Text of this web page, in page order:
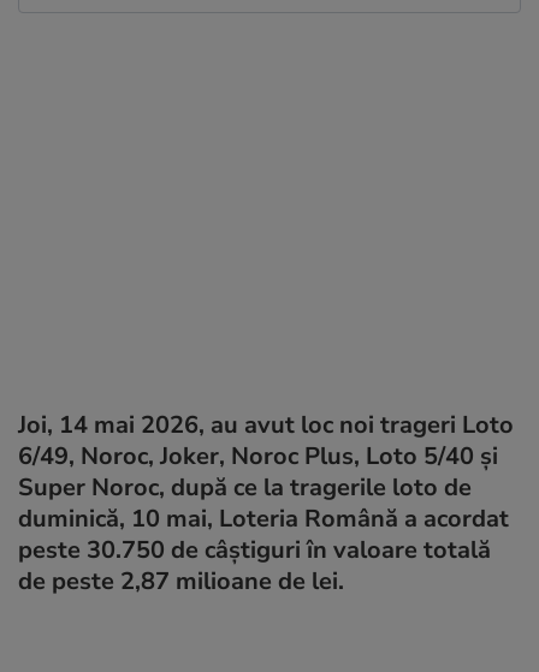
Joi, 14 mai 2026, au avut loc noi trageri Loto
6/49, Noroc, Joker, Noroc Plus, Loto 5/40 și
Super Noroc, după ce la tragerile loto de
duminică, 10 mai, Loteria Română a acordat
peste 30.750 de câștiguri în valoare totală
de peste 2,87 milioane de lei.